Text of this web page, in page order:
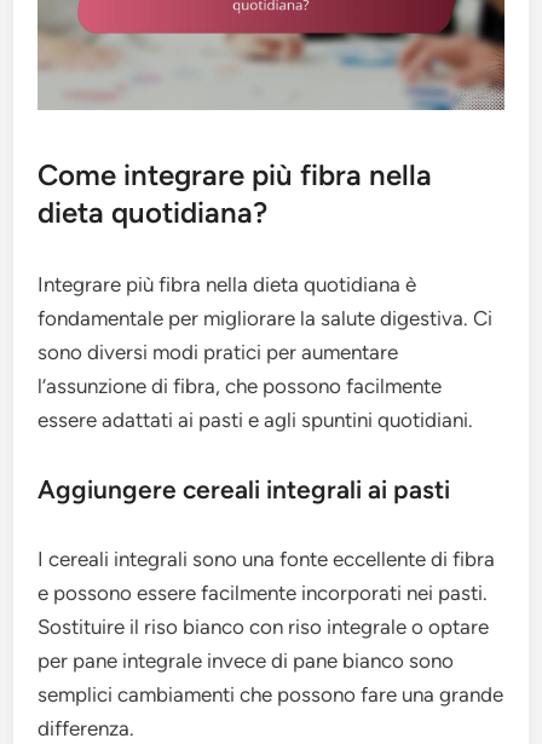
Come integrare più fibra nella
dieta quotidiana?
Integrare più fibra nella dieta quotidiana è
fondamentale per migliorare la salute digestiva. Ci
sono diversi modi pratici per aumentare
l’assunzione di fibra, che possono facilmente
essere adattati ai pasti e agli spuntini quotidiani.
Aggiungere cereali integrali ai pasti
I cereali integrali sono una fonte eccellente di fibra
e possono essere facilmente incorporati nei pasti.
Sostituire il riso bianco con riso integrale o optare
per pane integrale invece di pane bianco sono
semplici cambiamenti che possono fare una grande
differenza.